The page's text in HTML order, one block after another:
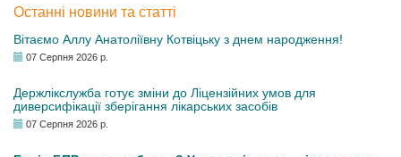
Останні новини та статті
Вітаємо Аллу Анатоліївну Котвіцьку з днем народження!
07 Серпня 2026 р.
Держлікслужба готує зміни до Ліцензійних умов для
диверсифікації зберігання лікарських засобів
07 Серпня 2026 р.